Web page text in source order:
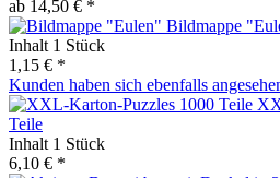
ab 14,50 € *
Bildmappe
Inhalt 1 Stück
1,15 € *
Kunden haben sich ebenfalls
Teile
Inhalt 1 Stück
6,10 € *